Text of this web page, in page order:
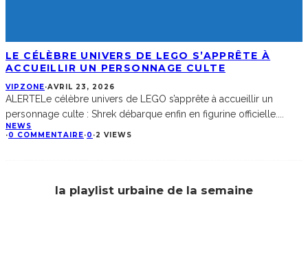
LE CÉLÈBRE UNIVERS DE LEGO S’APPRÊTE À
ACCUEILLIR UN PERSONNAGE CULTE
VIPZONE·AVRIL 23, 2026
ALERTELe célèbre univers de LEGO s’apprête à accueillir un
personnage culte : Shrek débarque enfin en figurine officielle.
NEWS
·0 COMMENTAIRE·0 ·2 VIEWS
la playlist urbaine de la semaine